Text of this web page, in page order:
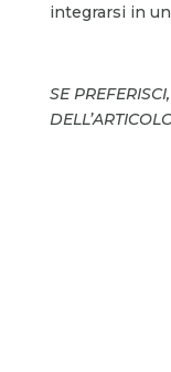
integrarsi in
SE